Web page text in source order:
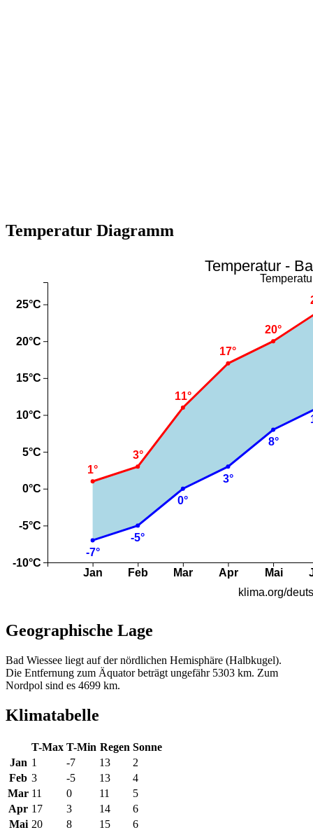
Temperatur Diagramm
Geographische Lage
Bad Wiessee liegt auf der nördlichen Hemisphäre (Halbkugel).
Die Entfernung zum Äquator beträgt ungefähr 5303 km. Zum
Nordpol sind es 4699 km.
Klimatabelle
T-Max T-Min Regen Sonne
Jan 1 -7 13
2
Feb 3 -5 13
4
Mar 11 0 11
5
Apr 17 3 14
6
Mai 20 8 15 6